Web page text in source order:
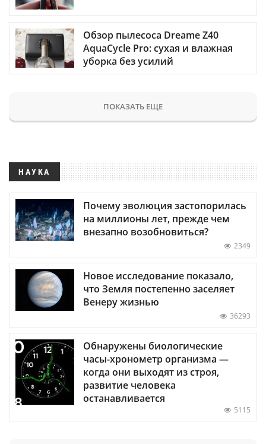
Обзор пылесоса Dreame Z40
AquaCycle Pro: сухая и влажная
уборка без усилий
ПОКАЗАТЬ ЕЩЕ
НАУКА
Почему эволюция застопорилась
на миллионы лет, прежде чем
внезапно возобновиться?
2349
Новое исследование показало,
что Земля постепенно заселяет
Венеру жизнью
36293
Обнаружены биологические
часы-хронометр организма —
когда они выходят из строя,
развитие человека
останавливается
5115